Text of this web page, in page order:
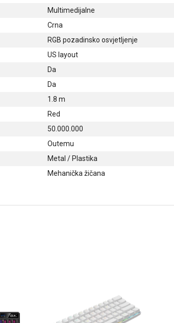
Multimedijalne
Crna
RGB pozadinsko osvjetljenje
US layout
Da
Da
1.8 m
Red
50.000.000
Outemu
Metal / Plastika
Mehanička žičana